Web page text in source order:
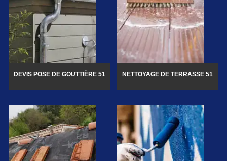
DEVIS POSE DE GOUTTIÈRE 51 NETTOYAGE DE TERRASSE 51